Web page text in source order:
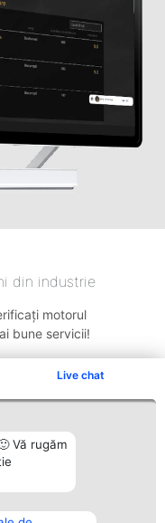
Live chat
Vă rugăm
din industrie
motorul
bune servicii!